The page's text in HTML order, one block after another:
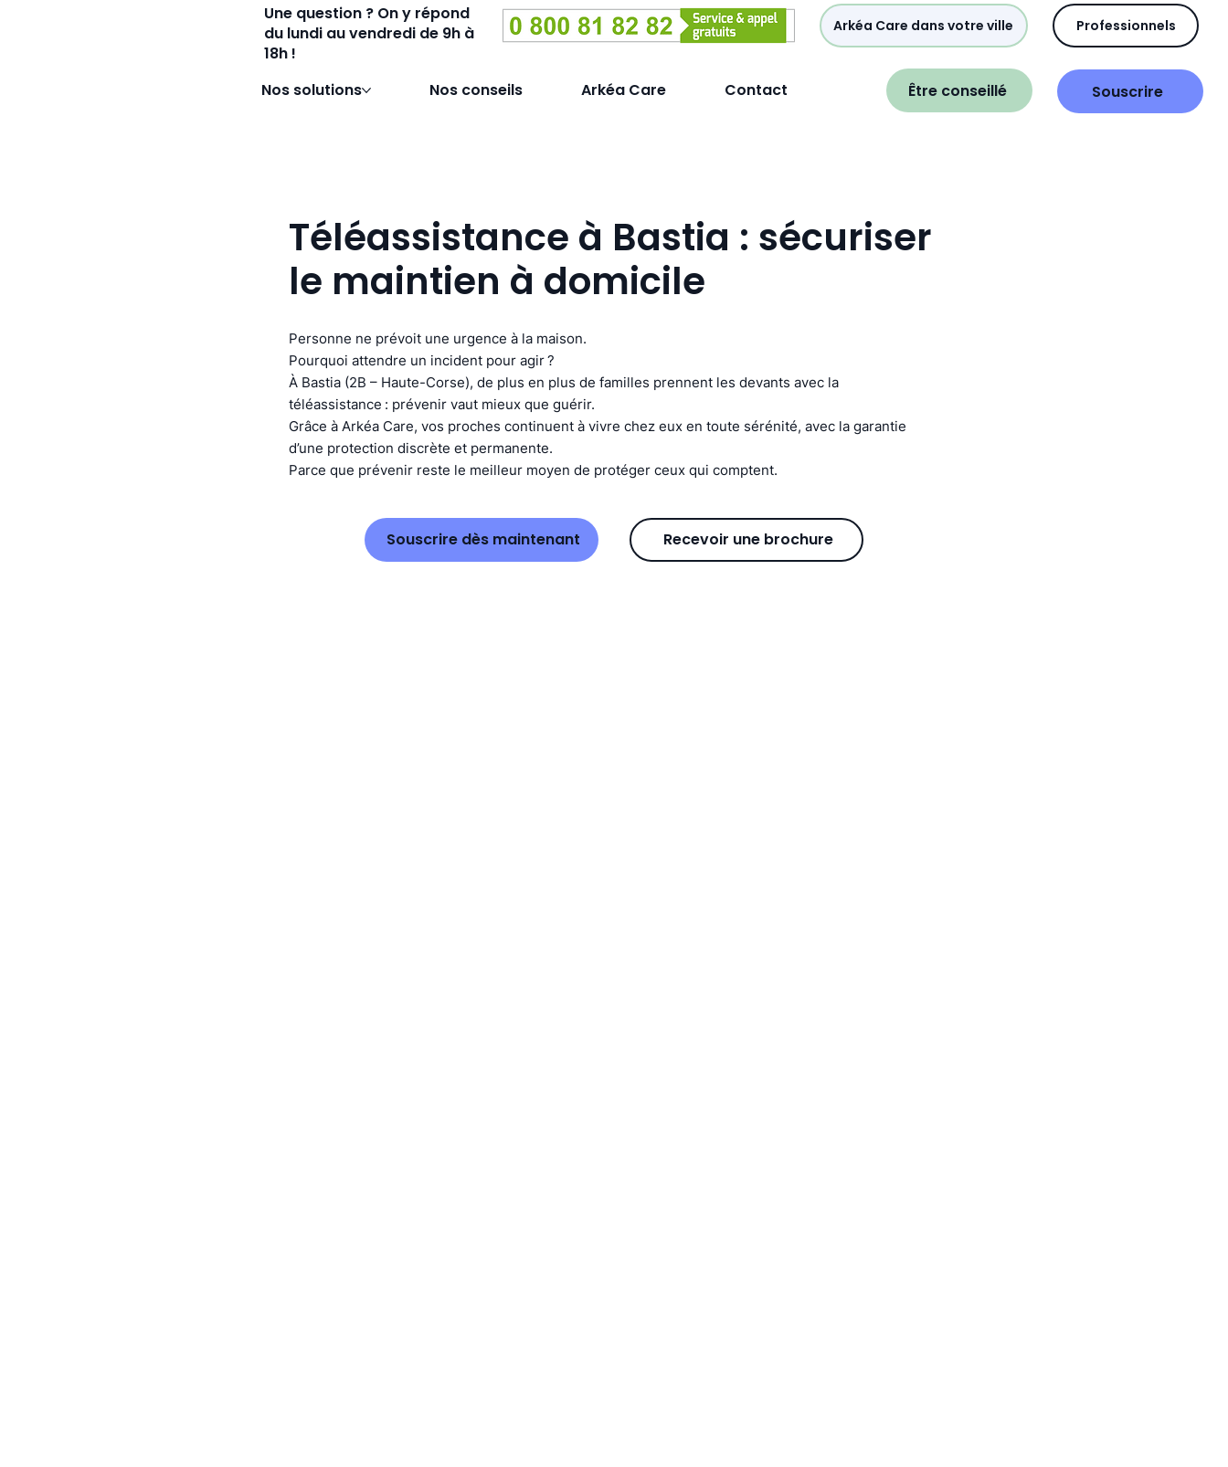
Une question ? On y répond
du lundi au vendredi de 9h à
18h !
Arkéa Care dans votre ville Professionnels
Nos solutions Nos conseils Arkéa Care Contact Être conseillé Souscrire
Téléassistance à Bastia : sécuriser
le maintien à domicile
Personne ne prévoit une urgence à la maison.
Pourquoi attendre un incident pour agir ?
À Bastia (2B – Haute-Corse), de plus en plus de familles prennent les devants avec la
téléassistance : prévenir vaut mieux que guérir.
Grâce à Arkéa Care, vos proches continuent à vivre chez eux en toute sérénité, avec la garantie
d’une protection discrète et permanente.
Parce que prévenir reste le meilleur moyen de protéger ceux qui comptent.
Souscrire dès maintenant Recevoir une brochure